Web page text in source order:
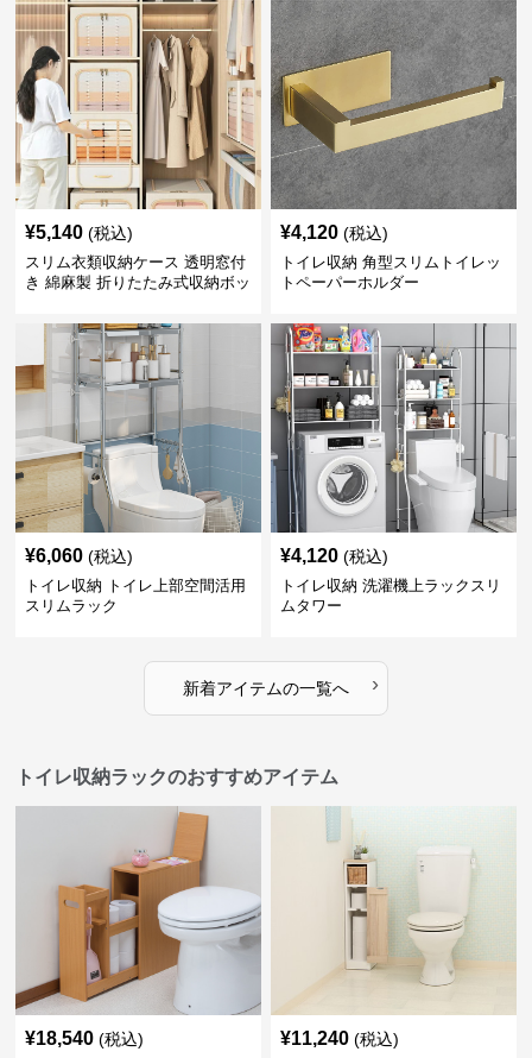
¥5,140 (税込)
スリム衣類収納ケース 透明窓付
き 綿麻製 折りたたみ式収納ボッ
¥4,120 (税込)
トイレ収納 角型スリムトイレッ
トペーパーホルダー
¥6,060 (税込)
トイレ収納 トイレ上部空間活用
スリムラック
¥4,120 (税込)
トイレ収納 洗濯機上ラックスリ
ムタワー
新着アイテムの一覧へ ›
トイレ収納ラックのおすすめアイテム
¥18,540 (税込) ¥11,240 (税込)